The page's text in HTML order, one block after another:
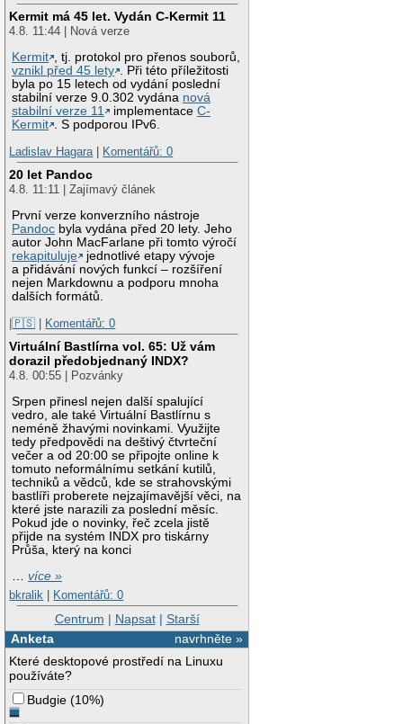
Kermit má 45 let. Vydán C-Kermit 11
4.8. 11:44 | Nová verze
Kermit
, tj. protokol pro přenos souborů,
vznikl před 45 lety
. Při této příležitosti
byla po 15 letech od vydání poslední
stabilní verze 9.0.302 vydána nová
stabilní verze 11
implementaceC-
Kermit
. S podporou IPv6.
Ladislav Hagara | Komentářů: 0
20 let Pandoc
4.8. 11:11 | Zajímavý článek
První verze konverzního nástroje
Pandoc byla vydána před 20 lety. Jeho
autor John MacFarlane při tomto výročí
rekapituluje
jednotlivé etapy vývoje
a přidávání nových funkcí – rozšíření
nejen Markdownu a podporu mnoha
dalších formátů.
|🇵🇸 | Komentářů: 0
Virtuální Bastlírna vol. 65: Už vám
dorazil předobjednaný INDX?
4.8. 00:55 | Pozvánky
Srpen přinesl nejen další spalující
vedro, ale také Virtuální Bastlírnu s
neméně žhavými novinkami. Využijte
tedy předpovědi na deštivý čtvrteční
večer a od 20:00 se připojte online k
tomuto neformálnímu setkání kutilů,
techniků a vědců, kde se strahovskými
bastlíři proberete nejzajímavější věci, na
které jste narazili za poslední měsíc.
Pokud jde o novinky, řeč zcela jistě
přijde na systém INDX pro tiskárny
Průša, který na konci
…více »
bkralik
Komentářů: 0
Centrum | Napsat| Starší
navrhněte »
Anketa
Které desktopové prostředí na Linuxu
používáte?
Budgie (10%)